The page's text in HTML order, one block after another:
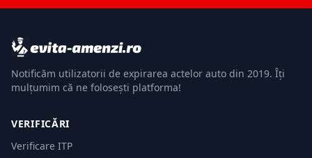
Notificăm utilizatorii de expirarea actelor auto din 2019. Îți
mulțumim că ne folosești platforma!
VERIFICĂRI
Verificare ITP